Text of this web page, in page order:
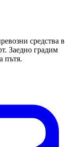
средства в
Заедно градим
пътя.